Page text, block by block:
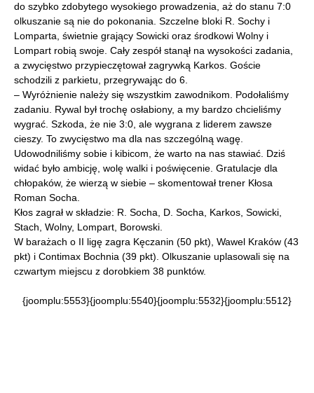
do szybko zdobytego wysokiego prowadzenia, aż do stanu 7:0
olkuszanie są nie do pokonania. Szczelne bloki R. Sochy i
Lomparta, świetnie grający Sowicki oraz środkowi Wolny i
Lompart robią swoje. Cały zespół stanął na wysokości zadania,
a zwycięstwo przypieczętował zagrywką Karkos. Goście
schodzili z parkietu, przegrywając do 6.
– Wyróżnienie należy się wszystkim zawodnikom. Podołaliśmy
zadaniu. Rywal był trochę osłabiony, a my bardzo chcieliśmy
wygrać. Szkoda, że nie 3:0, ale wygrana z liderem zawsze
cieszy. To zwycięstwo ma dla nas szczególną wagę.
Udowodniliśmy sobie i kibicom, że warto na nas stawiać. Dziś
widać było ambicję, wolę walki i poświęcenie. Gratulacje dla
chłopaków, że wierzą w siebie – skomentował trener Kłosa
Roman Socha.
Kłos zagrał w składzie: R. Socha, D. Socha, Karkos, Sowicki,
Stach, Wolny, Lompart, Borowski.
W barażach o II ligę zagra Kęczanin (50 pkt), Wawel Kraków (43
pkt) i Contimax Bochnia (39 pkt). Olkuszanie uplasowali się na
czwartym miejscu z dorobkiem 38 punktów.
{joomplu:5553}{joomplu:5540}{joomplu:5532}{joomplu:5512}